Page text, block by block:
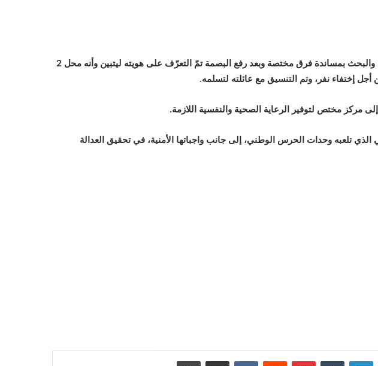
وجاءت العملية بعد جهود مكثفة للتحري والبحث بمساندة فرق مختصة وبعد رفع البصمة تمّ التعرّف على هويته ليتبين وأنه محل 2
أجل إختفاء نفر، وتم التنسيق مع عائلته لتسلمه.
مركز مختص لتوفير الرعاية الصحية والنفسية اللازمة.
الذي تلعبه وحدات الحرس الوطني، إلى جانب واجباتها الأمنية، في تحقيق العدالة
لينكدإن بينتيريست مشاركة عبر البريد طباعة